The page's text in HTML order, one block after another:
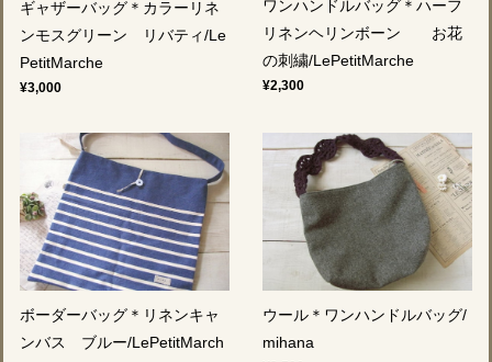
ギャザーバッグ＊カラーリネ
ンモスグリーン リバティ/Le
PetitMarche
¥3,000
ワンハンドルバッグ＊ハーフ
リネンヘリンボーン お花
の刺繍/LePetitMarche
¥2,300
ボーダーバッグ＊リネンキャ
ンバス ブルー/LePetitMarch
ウール＊ワンハンドルバッグ/
mihana